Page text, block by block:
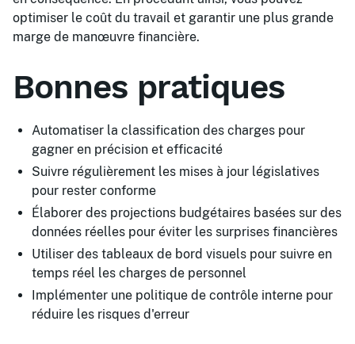
optimiser le coût du travail et garantir une plus grande
marge de manœuvre financière.
Bonnes pratiques
Automatiser la classification des charges pour
gagner en précision et efficacité
Suivre régulièrement les mises à jour législatives
pour rester conforme
Élaborer des projections budgétaires basées sur des
données réelles pour éviter les surprises financières
Utiliser des tableaux de bord visuels pour suivre en
temps réel les charges de personnel
Implémenter une politique de contrôle interne pour
réduire les risques d'erreur